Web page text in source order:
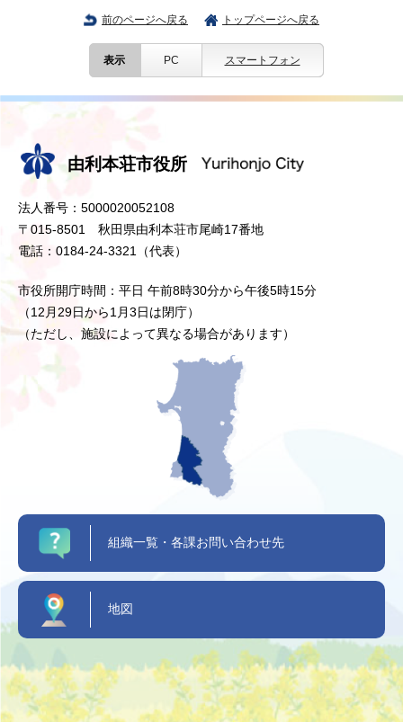
前のページへ戻る トップページへ戻る
表示 PC スマートフォン
由利本荘市役所
法人番号：5000020052108
〒015-8501 秋田県由利本荘市尾崎17番地
電話：0184-24-3321（代表）
市役所開庁時間：平日 午前8時30分から午後5時15分
（12月29日から1月3日は閉庁）
（ただし、施設によって異なる場合があります）
組織一覧・各課お問い合わせ先
地図